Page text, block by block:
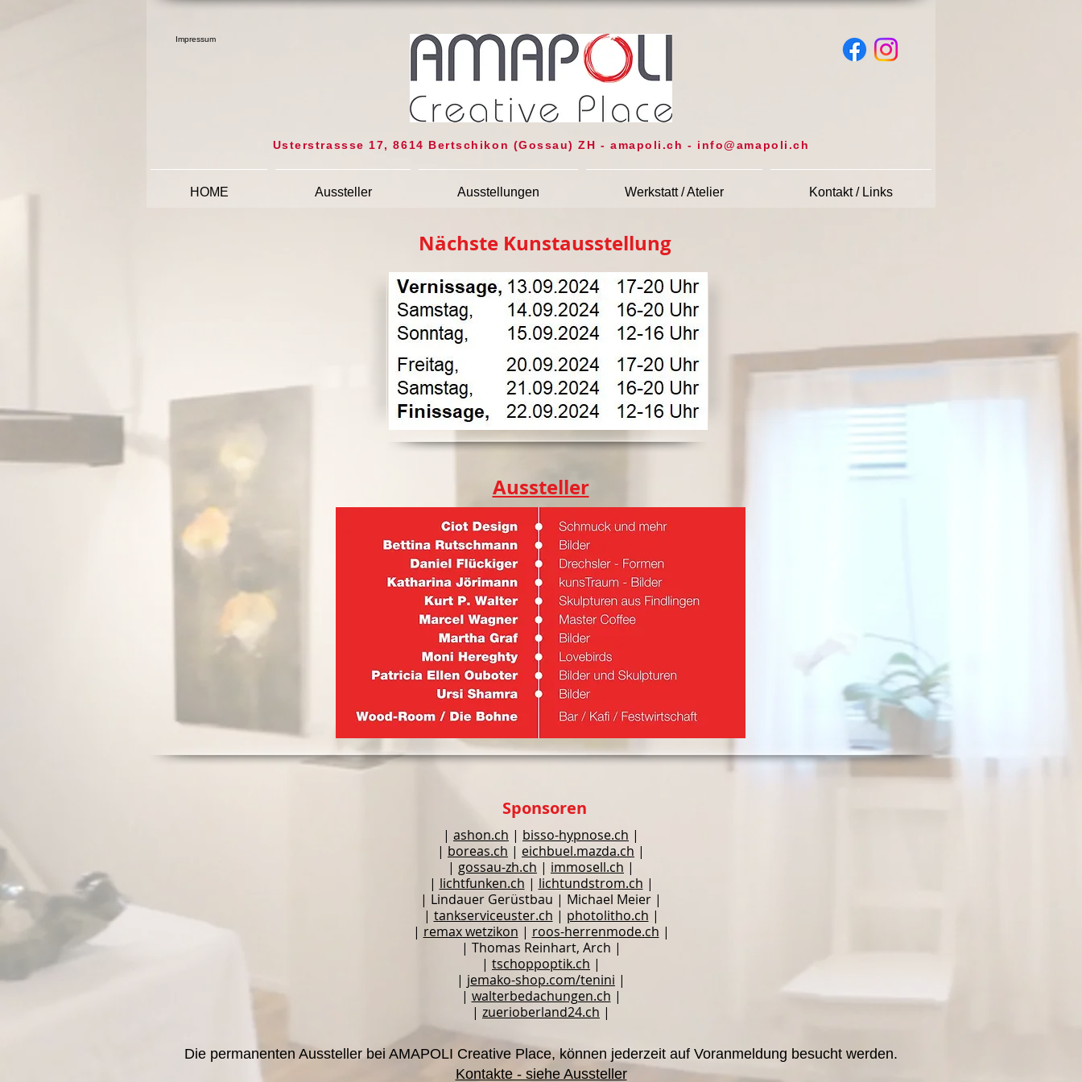
Impressum
Usterstrassse 17, 8614 Bertschikon (Gossau) ZH - amapoli.ch - info@amapoli.ch
HOME Aussteller Ausstellungen Werkstatt / Atelier Kontakt / Links
Nächste Kunstausstellung
Aussteller
Sponsoren
| ashon.ch | bisso-hypnose.ch |
| boreas.ch | eichbuel.mazda.ch |
| gossau-zh.ch | immosell.ch |
| lichtfunken.ch | lichtundstrom.ch |
| Lindauer Gerüstbau | Michael Meier |
| tankserviceuster.ch | photolitho.ch |
| remax wetzikon | roos-herrenmode.ch |
| Thomas Reinhart, Arch |
| tschoppoptik.ch |
| jemako-shop.com/tenini |
| walterbedachungen.ch |
| zuerioberland24.ch |
Die permanenten Aussteller bei AMAPOLI Creative Place, können jederzeit auf Voranmeldung besucht werden.
Kontakte - siehe Aussteller